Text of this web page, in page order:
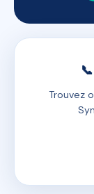
Trouvez